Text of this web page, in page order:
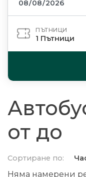
ПЪТНИЦИ
1 Пътници
от до
Сортиране по:
Няма намерени